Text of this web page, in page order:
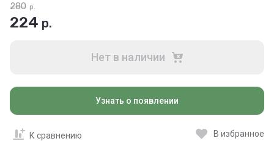
280 р.
224 р.
Нет в наличии
Узнать о появлении
К сравнению В избранное